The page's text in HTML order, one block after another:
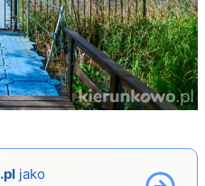
jako